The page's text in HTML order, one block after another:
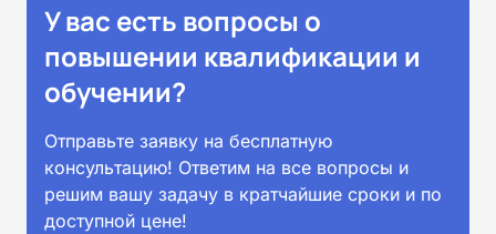
У вас есть вопросы о
повышении квалификации и
обучении?
Отправьте заявку на бесплатную
консультацию! Ответим на все вопросы и
решим вашу задачу в кратчайшие сроки и по
доступной цене!